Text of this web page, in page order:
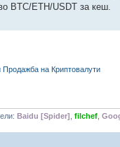
BTC/ETH/USDT за кеш.
на Криптовалути
Baidu [Spider] filchef